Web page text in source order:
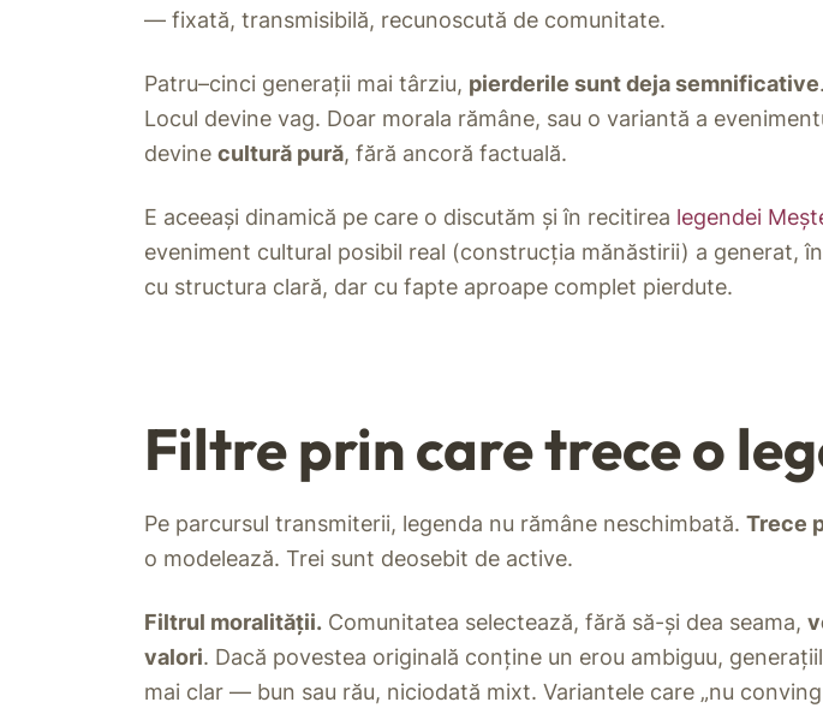
— fixată, transmisibilă, recunoscută de comunitate.
Patru–cinci generații mai târziu, pierderile sunt deja semnificative
Locul devine vag. Doar morala rămâne, sau o variantă a
devine cultură pură, fără ancoră factuală.
E aceeași dinamică pe care o discutăm și în recitirea legendei
eveniment cultural posibil real (construcția mănăstirii) a generat,
cu structura clară, dar cu fapte aproape complet pierdute.
Filtre prin care trece o
Pe parcursul transmiterii, legenda nu rămâne neschimbată. Trece
o modelează. Trei sunt deosebit de active.
Filtrul moralității. Comunitatea selectează, fără să-și dea seama,
valori. Dacă povestea originală conține un erou ambiguu,
mai clar — bun sau rău, niciodată mixt. Variantele care „nu